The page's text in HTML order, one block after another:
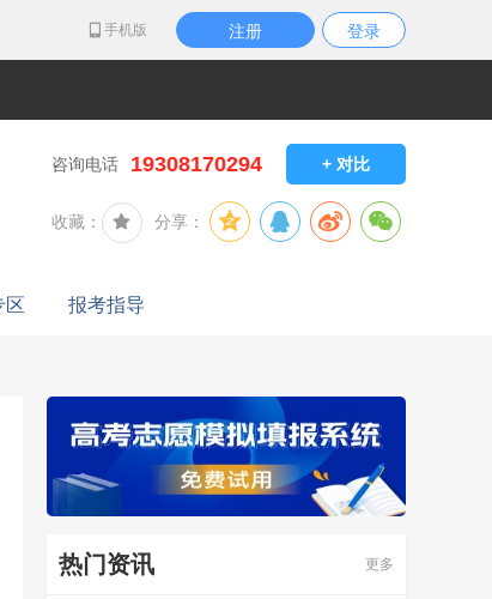
手机版 注册 登录
+ 对比
咨询电话 19308170294
收藏： 分享：
区 报考指导
热门资讯 更多